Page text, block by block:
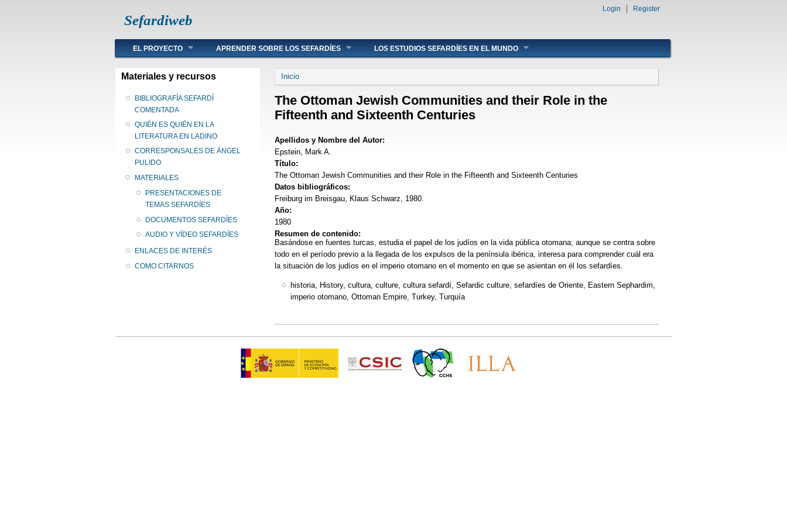
Sefardiweb
Login Register
Main menu
EL PROYECTO APRENDER SOBRE LOS SEFARDÍES LOS ESTUDIOS SEFARDÍES EN EL MUNDO
Materiales y recursos
BIBLIOGRAFÍA SEFARDÍ
COMENTADA
QUIÉN ES QUIÉN EN LA
LITERATURA EN LADINO
CORRESPONSALES DE ÁNGEL
PULIDO
MATERIALES
PRESENTACIONES DE
TEMAS SEFARDÍES
DOCUMENTOS SEFARDÍES
AUDIO Y VÍDEO SEFARDÍES
ENLACES DE INTERÉS
COMO CITARNOS
Se encuentra usted aquí
Inicio
The Ottoman Jewish Communities and their Role in the
Fifteenth and Sixteenth Centuries
Apellidos y Nombre del Autor:
Epstein, Mark A.
Título:
The Ottoman Jewish Communities and their Role in the Fifteenth and Sixteenth Centuries
Datos bibliográficos:
Freiburg im Breisgau, Klaus Schwarz, 1980.
Año:
1980
Resumen de contenido:
Basándose en fuentes turcas, estudia el papel de los judíos en la vida pública otomana; aunque se centra sobre
todo en el período previo a la llegada de los expulsos de la península ibérica, interesa para comprender cuál era
la situación de los judíos en el imperio otomano en el momento en que se asientan en él los sefardíes.
historia, History, cultura, culture, cultura sefardí, Sefardic culture, sefardíes de Oriente, Eastern Sephardim,
imperio otomano, Ottoman Empire, Turkey, Turquía